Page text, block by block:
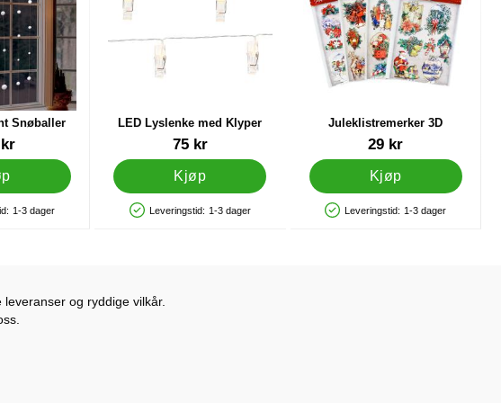
Snøballer
På lager
1-3 dager
LED Lyslenke med Klyper
Varenummer 26035
75 kr
Kjøp
Produkttilgjengelighet: På lager
Leveringstid: 1-3 dager
Juleklistremerker 3D
Varenummer 40415
29 kr
Kjøp
Produkttilgjengelighet: På lager
Leveringstid: 1-3 dager
og ryddige vilkår.
Stjerne